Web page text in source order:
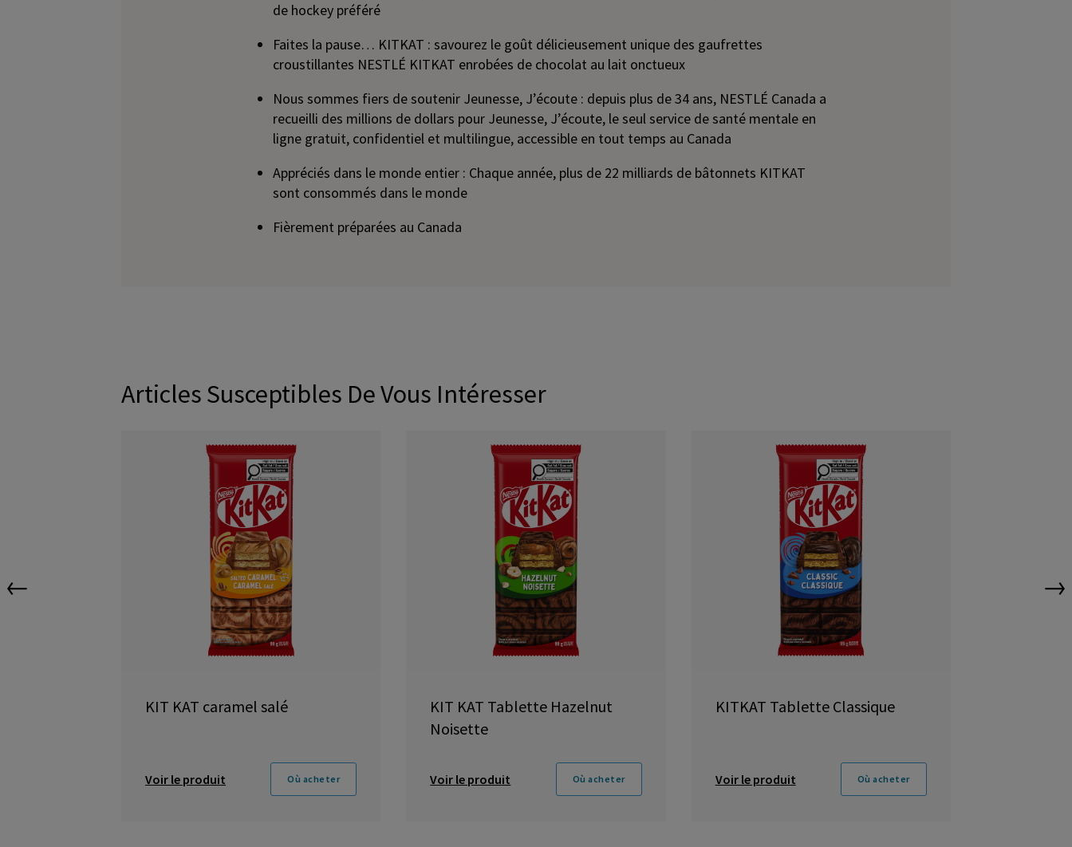
de hockey préféré
Faites la pause… KITKAT : savourez le goût délicieusement unique des gaufrettes
croustillantes NESTLÉ KITKAT enrobées de chocolat au lait onctueux
Nous sommes fiers de soutenir Jeunesse, J’écoute : depuis plus de 34 ans, NESTLÉ Canada a
recueilli des millions de dollars pour Jeunesse, J’écoute, le seul service de santé mentale en
ligne gratuit, confidentiel et multilingue, accessible en tout temps au Canada
Appréciés dans le monde entier : Chaque année, plus de 22 milliards de bâtonnets KITKAT
sont consommés dans le monde
Fièrement préparées au Canada
Articles Susceptibles De Vous Intéresser
←
KIT KAT caramel salé
Voir le produit Où acheter
KIT KAT Tablette Hazelnut
Noisette
Voir le produit Où acheter
KITKAT Tablette Classique
Voir le produit Où acheter
→